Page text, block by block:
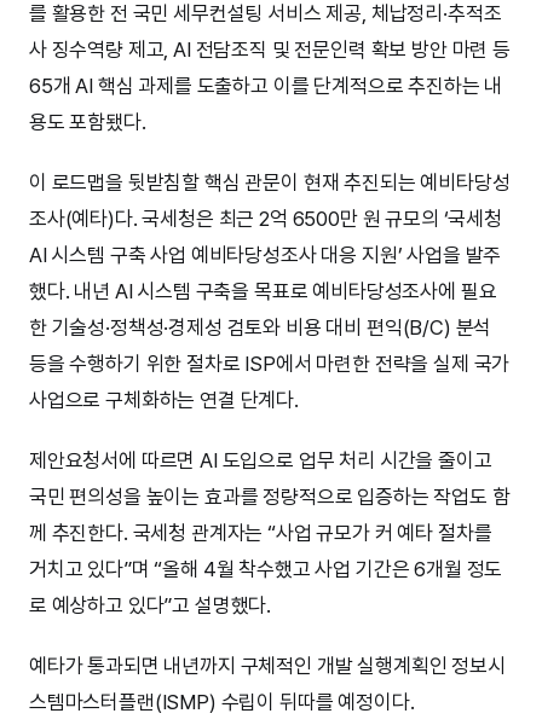
를 활용한 전 국민 세무컨설팅 서비스 제공, 체납정리·추적조
사 징수역량 제고, AI 전담조직 및 전문인력 확보 방안 마련 등
65개 AI 핵심 과제를 도출하고 이를 단계적으로 추진하는 내
용도 포함됐다.
이 로드맵을 뒷받침할 핵심 관문이 현재 추진되는 예비타당성
조사(예타)다. 국세청은 최근 2억 6500만 원 규모의 ‘국세청
AI 시스템 구축 사업 예비타당성조사 대응 지원’ 사업을 발주
했다. 내년 AI 시스템 구축을 목표로 예비타당성조사에 필요
한 기술성·정책성·경제성 검토와 비용 대비 편익(B/C) 분석
등을 수행하기 위한 절차로 ISP에서 마련한 전략을 실제 국가
사업으로 구체화하는 연결 단계다.
제안요청서에 따르면 AI 도입으로 업무 처리 시간을 줄이고
국민 편의성을 높이는 효과를 정량적으로 입증하는 작업도 함
께 추진한다. 국세청 관계자는 “사업 규모가 커 예타 절차를
거치고 있다”며 “올해 4월 착수했고 사업 기간은 6개월 정도
로 예상하고 있다”고 설명했다.
예타가 통과되면 내년까지 구체적인 개발 실행계획인 정보시
스템마스터플랜(ISMP) 수립이 뒤따를 예정이다.